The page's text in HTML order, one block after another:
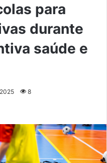
para
durante
saúde e
8